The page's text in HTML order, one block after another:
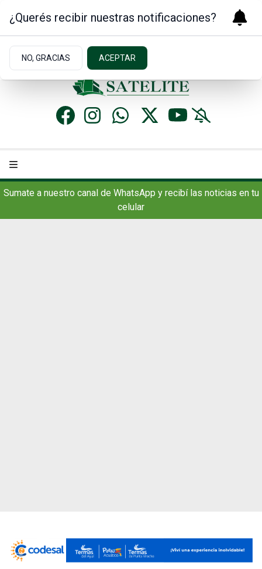
17.7ºc | Concordia, AR
Sumate a nuestro canal de WhatsApp y recibí las noticias en tu
celular
¿Querés recibir nuestras notificaciones?
NO, GRACIAS ACEPTAR